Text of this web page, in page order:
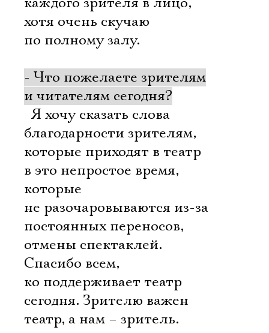
хотя очень скучаю
по полному залу.
- Что пожелаете зрителям
и читателям сегодня?
 Я хочу сказать слова
благодарности зрителям,
которые приходят в театр
в это непростое время,
которые
не разочаровываются из-за
постоянных переносов,
отмены спектаклей.
Спасибо всем,
ко поддерживает театр
сегодня. Зрителю важен
театр, а нам – зритель.